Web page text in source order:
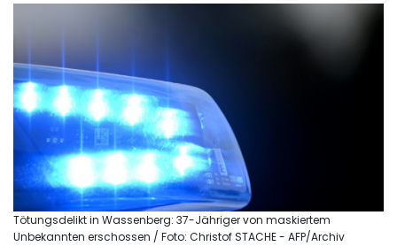
Tötungsdelikt in Wassenberg: 37-Jähriger von maskiertem
Unbekannten erschossen / Foto: Christof STACHE - AFP/Archiv